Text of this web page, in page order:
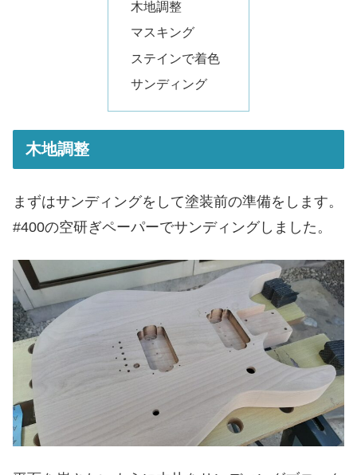
木地調整
マスキング
ステインで着色
サンディング
木地調整
まずはサンディングをして塗装前の準備をします。
#400の空研ぎペーパーでサンディングしました。